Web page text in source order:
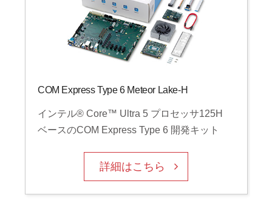
COM Express Type 6 Meteor Lake-H
インテル® Core™ Ultra 5 プロセッサ125H
ベースのCOM Express Type 6 開発キット
詳細はこちら